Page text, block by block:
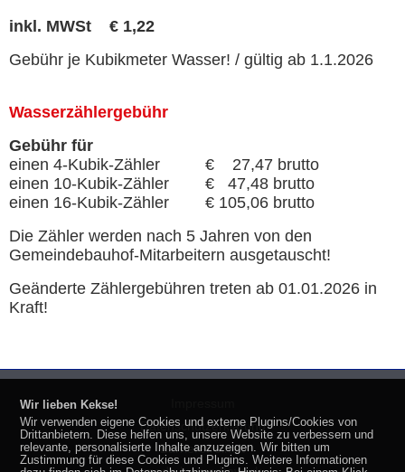
inkl. MWSt € 1,22
Gebühr je Kubikmeter Wasser! / gültig ab 1.1.2026
Wasserzählergebühr
Gebühr für
einen 4-Kubik-Zähler € 27,47 brutto
einen 10-Kubik-Zähler € 47,48 brutto
einen 16-Kubik-Zähler € 105,06 brutto
Die Zähler werden nach 5 Jahren von den
Gemeindebauhof-Mitarbeitern ausgetauscht!
Geänderte Zählergebühren treten ab 01.01.2026 in
Kraft!
Datenschutzerklärung
Barrierefreiheit
Wir lieben Kekse!
Wir verwenden eigene Cookies und externe Plugins/Cookies von
Drittanbietern. Diese helfen uns, unsere Website zu verbessern und
relevante, personalisierte Inhalte anzuzeigen. Wir bitten um
Zustimmung für diese Cookies und Plugins. Weitere Informationen